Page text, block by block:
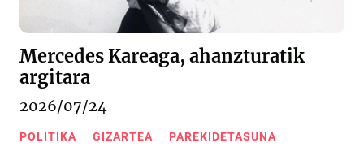
Mercedes Kareaga, ahanzturatik
argitara
2026/07/24
POLITIKA GIZARTEA PAREKIDETASUNA